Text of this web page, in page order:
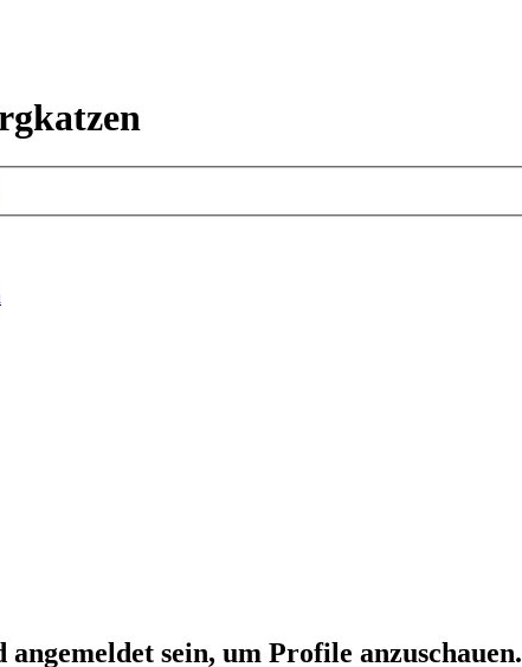
sein, um Profile anzuschauen.